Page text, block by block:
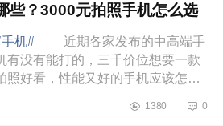
些？3000元拍照手机怎么选
机#
近期各家发布的中高端手
有没有能打的，三千价位想要一款
照好看，性能又好的手机应该怎么
最建议买的3款手机有哪些？3000元
1380 0